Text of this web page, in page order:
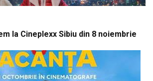
la Cineplexx Sibiu din 8 noiembrie